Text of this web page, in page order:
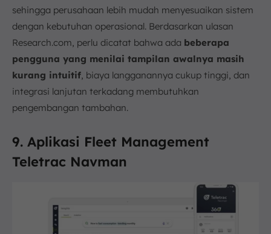
sehingga perusahaan lebih mudah menyesuaikan sistem
dengan kebutuhan operasional. Berdasarkan ulasan
Research.com, perlu dicatat bahwa ada beberapa
pengguna yang menilai tampilan awalnya masih
kurang intuitif , biaya langganannya cukup tinggi, dan
integrasi lanjutan terkadang membutuhkan
pengembangan tambahan.
9. Aplikasi Fleet Management
Teletrac Navman